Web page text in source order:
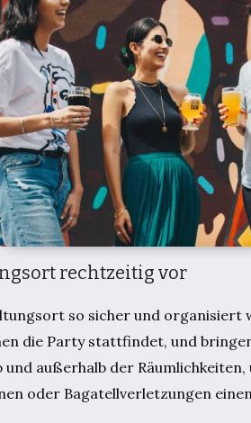
rechtzeitig vor
so sicher und
die Party stattfindet, und
außerhalb der
oder Bagatellverletzungen